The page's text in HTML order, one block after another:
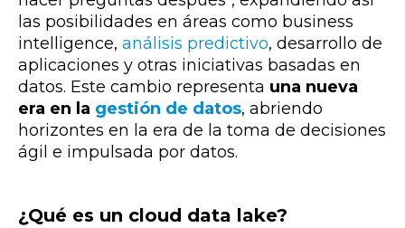
las posibilidades en áreas como business
intelligence, análisis predictivo, desarrollo de
aplicaciones y otras iniciativas basadas en
datos. Este cambio representa una nueva
era en la gestión de datos, abriendo
horizontes en la era de la toma de decisiones
ágil e impulsada por datos.
¿Qué es un cloud data lake?